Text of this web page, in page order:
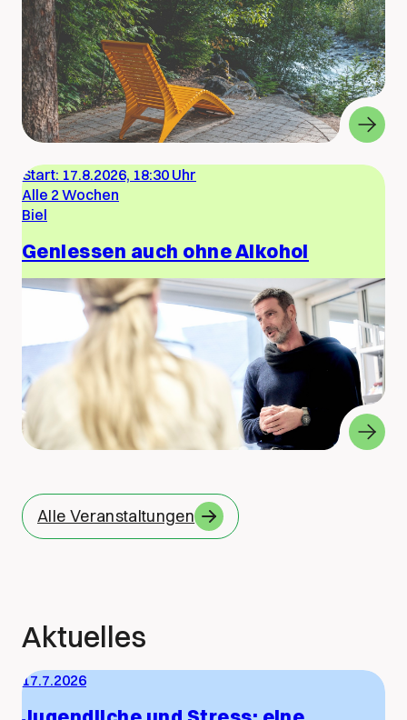
Start: 17.8.2026, 18:30 Uhr
Alle 2 Wochen
Biel
Geniessen auch ohne Alkohol
Alle Veranstaltungen
Aktuelles
17.7.2026